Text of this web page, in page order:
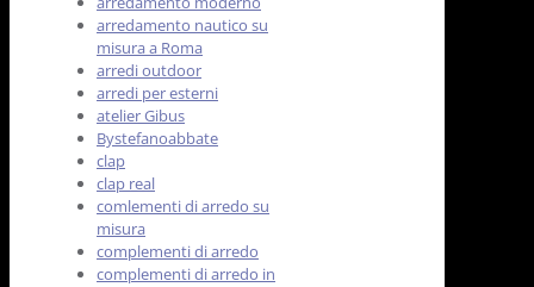
arredamento nautico su
misura a Roma
arredi outdoor
arredi per esterni
atelier Gibus
Bystefanoabbate
clap
clap real
comlementi di arredo su
misura
complementi di arredo
complementi di arredo in